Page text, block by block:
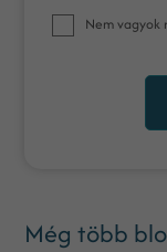
Nem vagyok
Még több